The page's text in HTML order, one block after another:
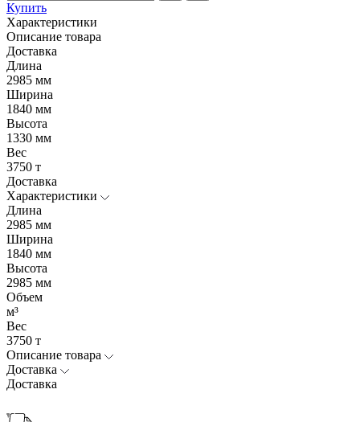
Купить
Характеристики
Описание товара
Доставка
Длина
2985 мм
Ширина
1840 мм
Высота
1330 мм
Вес
3750 т
Доставка
Характеристики
Длина
2985 мм
Ширина
1840 мм
Высота
2985 мм
Объем
м³
Вес
3750 т
Описание товара
Доставка
Доставка